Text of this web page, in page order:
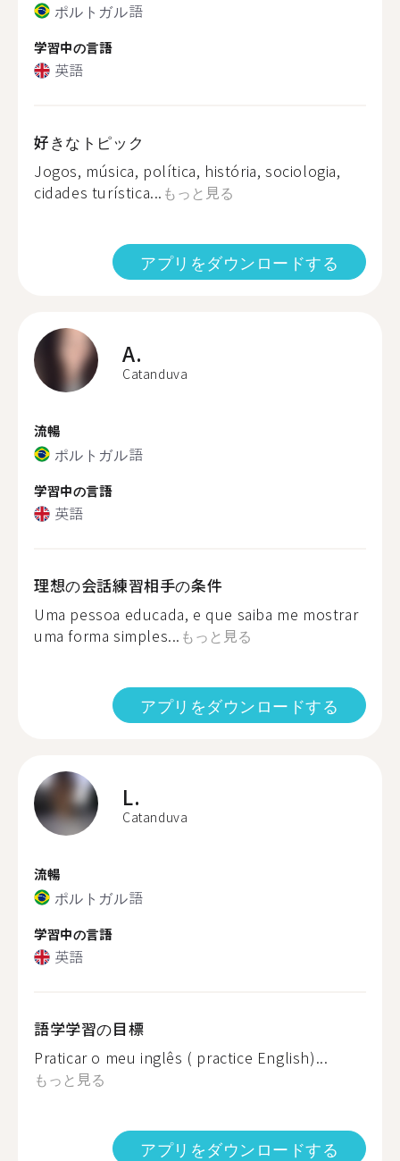
ポルトガル語
学習中の言語
英語
好きなトピック
Jogos, música, política, história, sociologia,
cidades turística... もっと見る
アプリをダウンロードする
A.
Catanduva
流暢
ポルトガル語
学習中の言語
英語
理想の会話練習相手の条件
Uma pessoa educada, e que saiba me mostrar
uma forma simples... もっと見る
アプリをダウンロードする
L.
Catanduva
流暢
ポルトガル語
学習中の言語
英語
語学学習の目標
Praticar o meu inglês ( practice English)...
もっと見る
アプリをダウンロードする